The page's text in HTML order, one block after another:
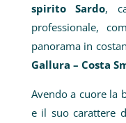
spirito Sardo,
professionale,
panorama in
Gallura – Costa
Avendo a cuore la
e il suo carattere